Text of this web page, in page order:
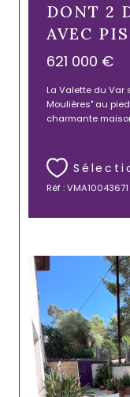
DONT 2
AVEC
621 000 €
La Valette du Var
Moulières" au
charmante
Réf : VMA10043671